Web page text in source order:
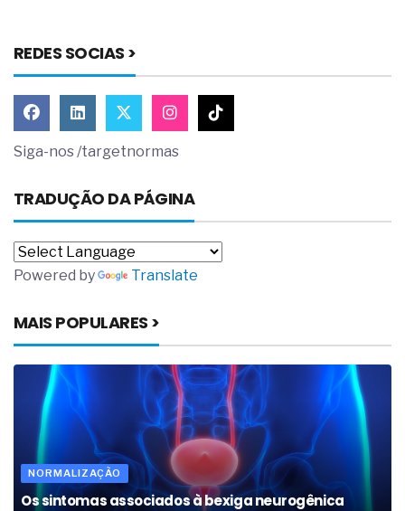
REDES SOCIAS >
Siga-nos /targetnormas
TRADUÇÃO DA PÁGINA
Powered by Translate
MAIS POPULARES >
NORMALIZAÇÃO
Os sintomas associados à bexiga neurogênica